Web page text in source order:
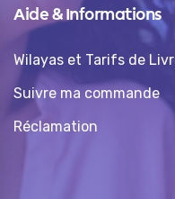
Aide & Informations
Wilayas et Tarifs de
Suivre ma commande
Réclamation